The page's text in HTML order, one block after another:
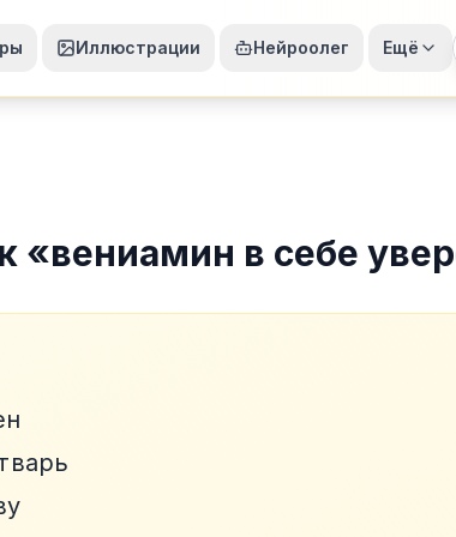
Иллюстрации Нейроолег Ещё
«вениамин в себе